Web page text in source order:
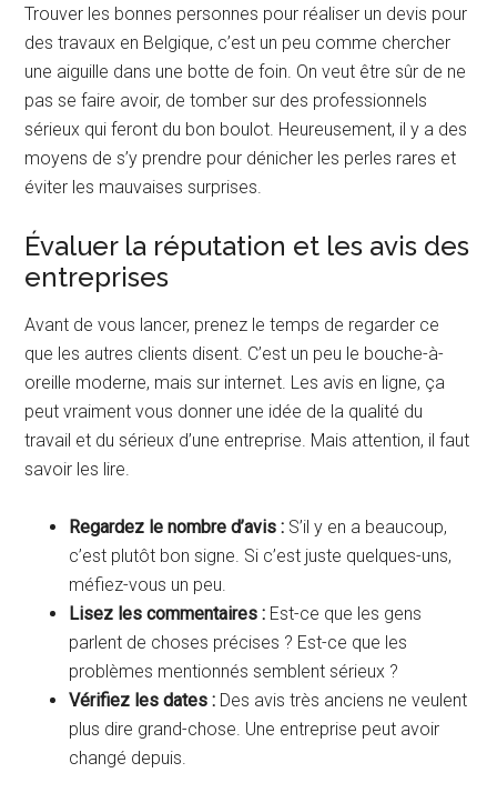
Trouver les bonnes personnes pour réaliser un devis pour
des travaux en Belgique, c’est un peu comme chercher
une aiguille dans une botte de foin. On veut être sûr de ne
pas se faire avoir, de tomber sur des professionnels
sérieux qui feront du bon boulot. Heureusement, il y a des
moyens de s’y prendre pour dénicher les perles rares et
éviter les mauvaises surprises.
Évaluer la réputation et les avis des
entreprises
Avant de vous lancer, prenez le temps de regarder ce
que les autres clients disent. C’est un peu le bouche-à-
oreille moderne, mais sur internet. Les avis en ligne, ça
peut vraiment vous donner une idée de la qualité du
travail et du sérieux d’une entreprise. Mais attention, il faut
savoir les lire.
Regardez le nombre d’avis : S’il y en a beaucoup,
c’est plutôt bon signe. Si c’est juste quelques-uns,
méfiez-vous un peu.
Lisez les commentaires : Est-ce que les gens
parlent de choses précises ? Est-ce que les
problèmes mentionnés semblent sérieux ?
Vérifiez les dates : Des avis très anciens ne veulent
plus dire grand-chose. Une entreprise peut avoir
changé depuis.